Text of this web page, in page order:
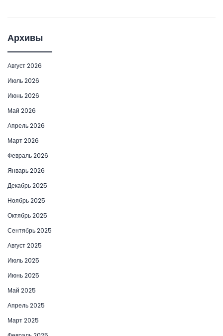
Архивы
Август 2026
Июль 2026
Июнь 2026
Май 2026
Апрель 2026
Март 2026
Февраль 2026
Январь 2026
Декабрь 2025
Ноябрь 2025
Октябрь 2025
Сентябрь 2025
Август 2025
Июль 2025
Июнь 2025
Май 2025
Апрель 2025
Март 2025